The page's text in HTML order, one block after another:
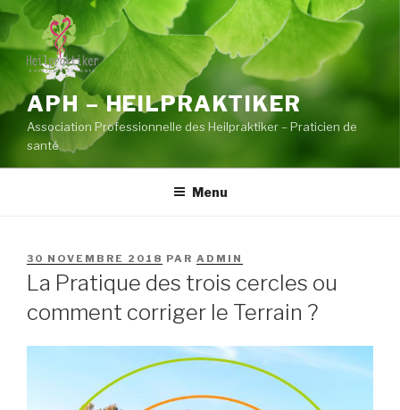
Aller
au
contenu
principal
APH – HEILPRAKTIKER
Association Professionnelle des Heilpraktiker – Praticien de
santé
Menu
PUBLIÉ
LE
30 NOVEMBRE 2018 PAR ADMIN
La Pratique des trois cercles ou
comment corriger le Terrain ?